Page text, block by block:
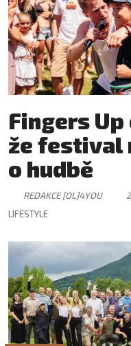
Fingers
že festival
o hudbě
REDAKCE [OL]4YOU
LIFESTYLE